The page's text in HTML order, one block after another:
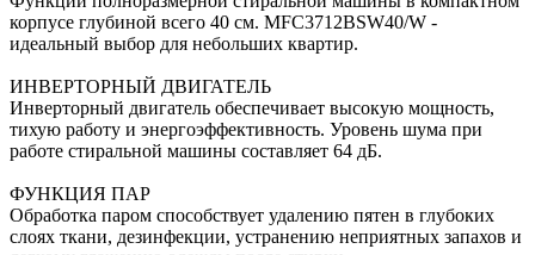
корпусе глубиной всего 40 см. MFC3712BSW40/W -
идеальный выбор для небольших квартир.
ИНВЕРТОРНЫЙ ДВИГАТЕЛЬ
Инверторный двигатель обеспечивает высокую мощность,
тихую работу и энергоэффективность. Уровень шума при
работе стиральной машины составляет 64 дБ.
ФУНКЦИЯ ПАР
Обработка паром способствует удалению пятен в глубоких
слоях ткани, дезинфекции, устранению неприятных запахов и